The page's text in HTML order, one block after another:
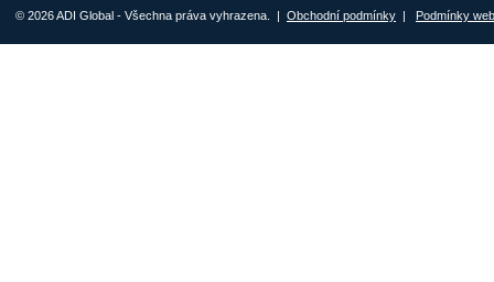
© 2026 ADI Global - Všechna práva vyhrazena. | Obchodní podmínky | Podmínky